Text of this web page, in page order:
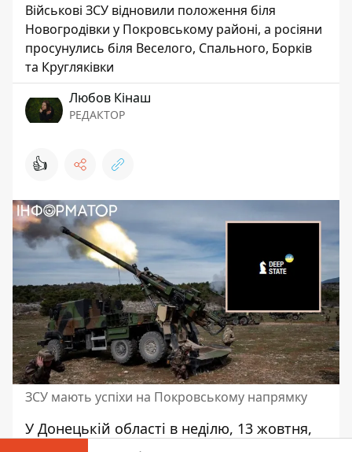
Військові ЗСУ відновили положення біля
Новогродівки у Покровському районі, а росіяни
просунулись біля Веселого, Спального, Борків
та Кругляківки
Любов Кінаш
РЕДАКТОР
👍
ЗСУ мають успіхи на Покровському напрямку
У Донецькій області в неділю, 13 жовтня,
тривають важкі бої. Російські окупанти